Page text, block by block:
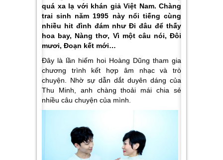
quá xa lạ với khán giả Việt Nam. Chàng
trai sinh năm 1995 này nổi tiếng cùng
nhiều hit đình đám như Đi đâu để thấy
hoa bay, Nàng thơ, Vì một câu nói, Đôi
mươi, Đoạn kết mới…
Đây là lần hiếm hoi Hoàng Dũng tham gia
chương trình kết hợp âm nhạc và trò
chuyện. Nhờ sự dẫn dắt duyên dáng của
Thu Minh, anh chàng thoải mái chia sẻ
nhiều câu chuyện của mình.